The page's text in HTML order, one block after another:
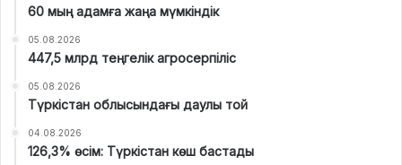
60 мың адамға жаңа мүмкіндік
05.08.2026
447,5 млрд теңгелік агросерпіліс
05.08.2026
Түркістан облысындағы даулы той
04.08.2026
126,3% өсім: Түркістан көш бастады